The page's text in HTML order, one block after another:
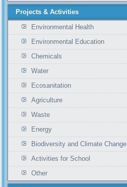
Projects & Activities
Environmental Health
Environmental Education
Chemicals
Water
Ecosanitation
Agriculture
Waste
Energy
Biodiversity and Climate Change
Activities for School
Other